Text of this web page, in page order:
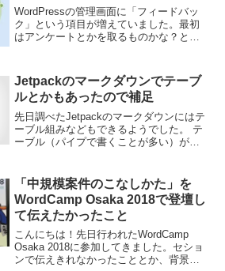
WordPressの管理画面に「フィードバッ
ク」という項目が増えていました。最初
はアンケートとかを取るものかな？と思
ます。WordPressで問い合わせフォーム
といえば...
Jetpackのマークダウンでテーブ
ルとかもあったので補足
先日調べたJetpackのマークダウンにはテ
ーブル組みなどもできるようでした。 テ
ーブル（パイプで書くことが多い）が無
います。嘘ですね。できました。ただ
WordPres...
「中規模案件のこなしかた」を
WordCamp Osaka 2018で登壇し
て伝えたかったこと
こんにちは！先日行われたWordCamp
Osaka 2018に参加してきました。セショ
ンで伝えきれなかったこととか、背景と